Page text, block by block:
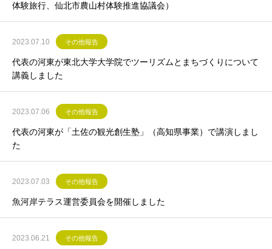
体験旅行、仙北市農山村体験推進協議会）
2023.07.10 その他報告
代表の河東が東北大学大学院でツーリズムとまちづくりについて
講義しました
2023.07.06 その他報告
代表の河東が「土佐の観光創生塾」（高知県事業）で講演しまし
た
2023.07.03 その他報告
魚河岸テラス運営委員会を開催しました
2023.06.21 その他報告